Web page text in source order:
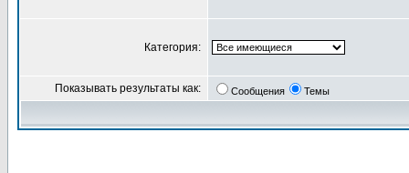
Категория:
Показывать результаты как: Сообщения Темы